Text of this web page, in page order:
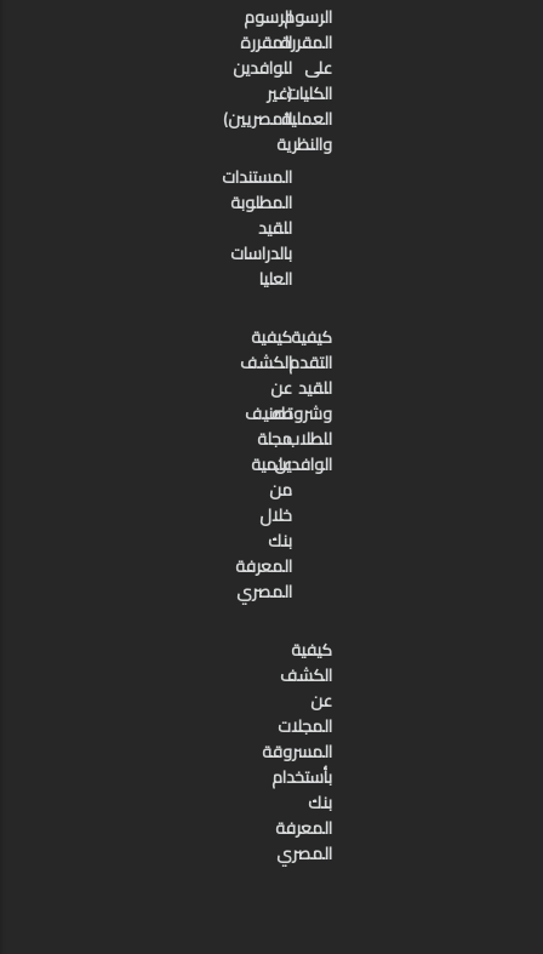
الرسوم
المقررة
على
الكليات
العملية
والنظرية
الرسوم
المقررة
للوافدين
(غير
المصريين)
المستندات
المطلوبة
للقيد
بالدراسات
العليا
كيفية
التقدم
للقيد
وشروطه
للطلاب
الوافدين
كيفية
الكشف
عن
تصنيف
مجلة
علمية
من
خلال
بنك
المعرفة
المصري
كيفية
الكشف
عن
المجلات
المسروقة
بأستخدام
بنك
المعرفة
المصري